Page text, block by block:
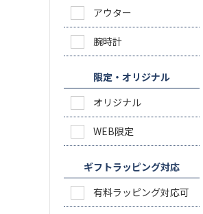
アウター
腕時計
限定・オリジナル
オリジナル
WEB限定
ギフトラッピング対応
有料ラッピング対応可